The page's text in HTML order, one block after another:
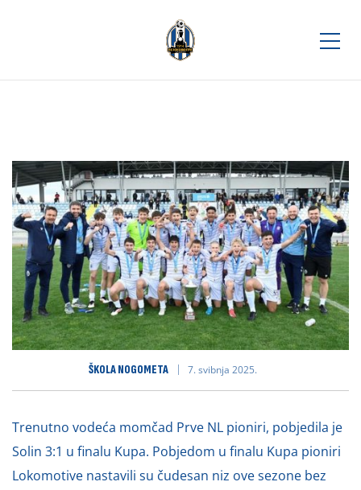
ŠKOLA NOGOMETA 7. svibnja 2025.
Trenutno vodeća momčad Prve NL pioniri, pobjedila je
Solin 3:1 u finalu Kupa. Pobjedom u finalu Kupa pioniri
Lokomotive nastavili su čudesan niz ove sezone bez